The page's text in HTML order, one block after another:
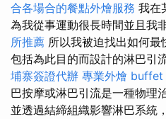
合各場合的餐點外燴服務 我在
為我從事運動很長時間並且我
所推薦 所以我被迫找出如何最
包括為此目的而設計的淋巴引
埔寨簽證代辦 專業外燴 buffet
巴按摩或淋巴引流是一種物理
並透過結締組織影響淋巴系統